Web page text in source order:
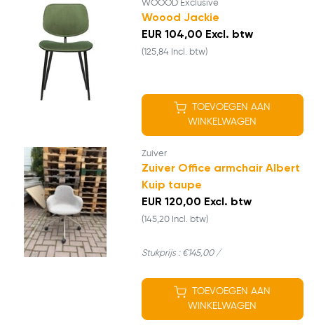
WOOOD Exclusive
Woood Jackie
EUR 104,00 Excl. btw
(125,84 Incl. btw)
TOEVOEGEN AAN
WINKELWAGEN
Zuiver
Zuiver Office armchair Albert
Kuip taupe
EUR 120,00 Excl. btw
(145,20 Incl. btw)
Stukprijs : €145,00 /
TOEVOEGEN AAN
WINKELWAGEN